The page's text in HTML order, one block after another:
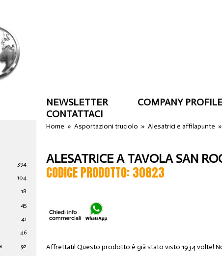
NEWSLETTER COMPANY
CONTATTACI
394
104
18
45
41
46
92
Home »Asportazioni truciolo »Alesatrici e affilapunte
ALESATRICE A TAVOLA SAN
CODICE PRODOTTO: 30823
Affrettati! Questo prodotto è già stato visto 1934 volte!